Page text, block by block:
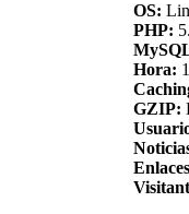
OS:
PHP:
Hora:
GZIP: